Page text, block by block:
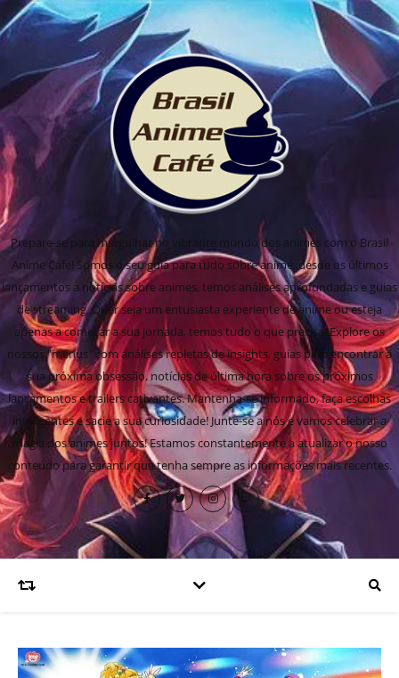
Prepare-se para mergulhar no vibrante mundo dos animes com o Brasil
Anime Cafe! Somos o seu guia para tudo sobre anime, desde os últimos
lançamentos a notícias sobre animes, temos análises aprofundadas e guias
de streaming. Quer seja um entusiasta experiente de anime ou esteja
apenas a começar a sua jornada, temos tudo o que precisa! Explore os
nossos "menus" com análises repletas de insights, guias para encontrar a
sua próxima obsessão, notícias de última hora sobre os próximos
lançamentos e trailers cativantes. Mantenha-se informado, faça escolhas
inteligentes e sacie a sua curiosidade! Junte-se a nós e vamos celebrar a
magia dos animes juntos! Estamos constantemente a atualizar o nosso
conteúdo para garantir que tenha sempre as informações mais recentes.